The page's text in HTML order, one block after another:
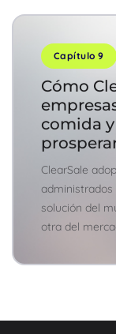
Capítulo 9
Cómo
comida
ClearSale
solución del
otra del